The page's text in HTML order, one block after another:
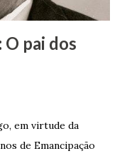
O pai dos
em virtude da
de Emancipação